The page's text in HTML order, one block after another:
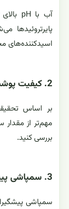
اسیدکننده‌های
2. کیفیت پوشش اسپری
مهم‌تر از
بررسی کنید.
3. سمپاشی پیشگیرانه در برابر درمانی
سمپاشی